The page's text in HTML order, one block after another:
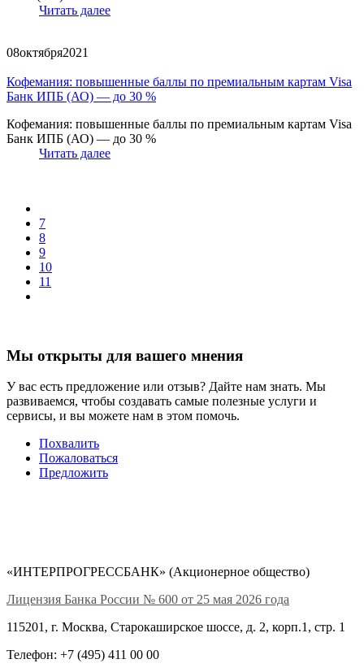
Читать далее
08октября2021
Кофемания: повышенные баллы по премиальным картам Visa
Банк ИПБ (АО) — до 30 %
Кофемания: повышенные баллы по премиальным картам Visa
Банк ИПБ (АО) — до 30 %
Читать далее
7
8
9
10
11
Мы открыты для вашего мнения
У вас есть предложение или отзыв? Дайте нам знать. Мы
развиваемся, чтобы создавать самые полезные услуги и
сервисы, и вы можете нам в этом помочь.
Похвалить
Пожаловаться
Предложить
«ИНТЕРПРОГРЕССБАНК» (Акционерное общество)
Лицензия Банка России № 600 от 25 мая 2026 года
115201, г. Москва, Старокаширское шоссе, д. 2, корп.1, стр. 1
Телефон: +7 (495) 411 00 00